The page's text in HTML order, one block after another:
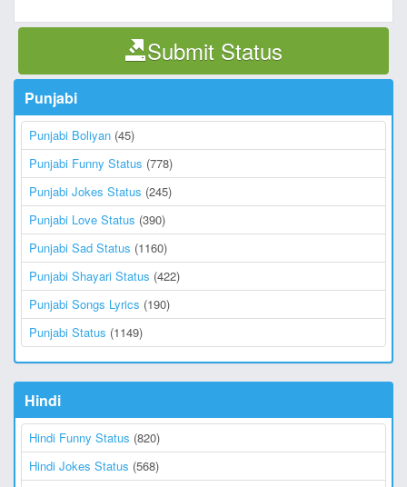
Submit Status
Punjabi
Punjabi Boliyan (45)
Punjabi Funny Status (778)
Punjabi Jokes Status (245)
Punjabi Love Status (390)
Punjabi Sad Status (1160)
Punjabi Shayari Status (422)
Punjabi Songs Lyrics (190)
Punjabi Status (1149)
Hindi
Hindi Funny Status (820)
Hindi Jokes Status (568)